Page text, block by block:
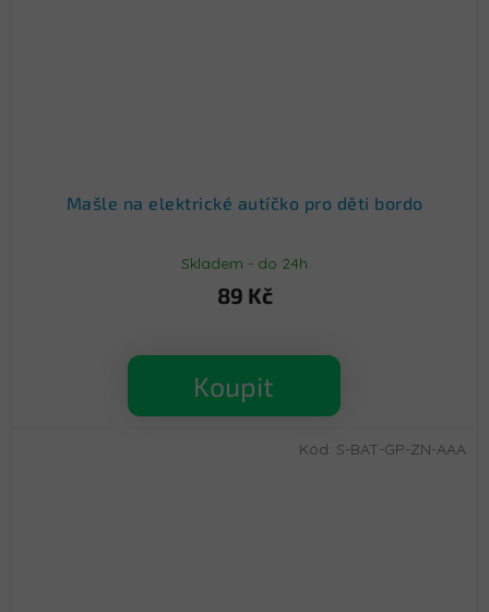
Mašle na elektrické autíčko pro děti bordo
Skladem - do 24h
89 Kč
Koupit
Kód: S-BAT-GP-ZN-AAA